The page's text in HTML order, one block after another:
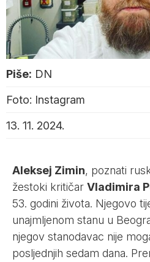
Piše: DN
Foto: Instagram
13. 11. 2024.
Aleksej Zimin, poznati
žestoki kritičar Vladimira
53. godini života. Njegovo
unajmljenom stanu u
njegov stanodavac nije
posljednjih sedam dana.